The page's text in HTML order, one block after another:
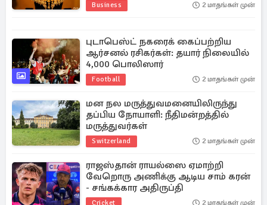
Business 2 மாதங்கள் முன்
புடாபெஸ்ட் நகரைக் கைப்பற்றிய
ஆர்சனல் ரசிகர்கள்: தயார் நிலையில்
4,000 பொலிஸார்
Football 2 மாதங்கள் முன்
மன நல மருத்துவமனையிலிருந்து
தப்பிய நோயாளி: நீதிமன்றத்தில்
மருத்துவர்கள்
Switzerland 2 மாதங்கள் முன்
ராஜஸ்தான் ராயல்ஸை ஏமாற்றி
வேறொரு அணிக்கு ஆடிய சாம் கரன்
- சங்கக்கார அதிருப்தி
Cricket 2 மாதங்கள் முன்